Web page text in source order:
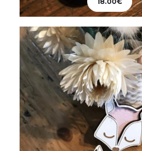
Ajouter au panier
18.00€